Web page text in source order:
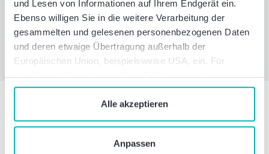
und Lesen von Informationen auf Ihrem Endgerät ein.
Ebenso willigen Sie in die weitere Verarbeitung der
gesammelten und gelesenen personenbezogenen Daten
und deren etwaige Übertragung außerhalb der
Europäischen Union, beispielsweise USA, ein. Für
Verwaltung von Cookies klicken Sie auf „Details“. Mit
dem Klick auf „Cookies verbieten“ lehnen Sie die
Verwendung von zustimmungspflichtigen Cookies ab. Sie
, wenn Sie unsere Webseite
Alle akzeptieren
Anpassen
Newsletter abonnieren
Unsere Services im Bereich
Rechtsberatung